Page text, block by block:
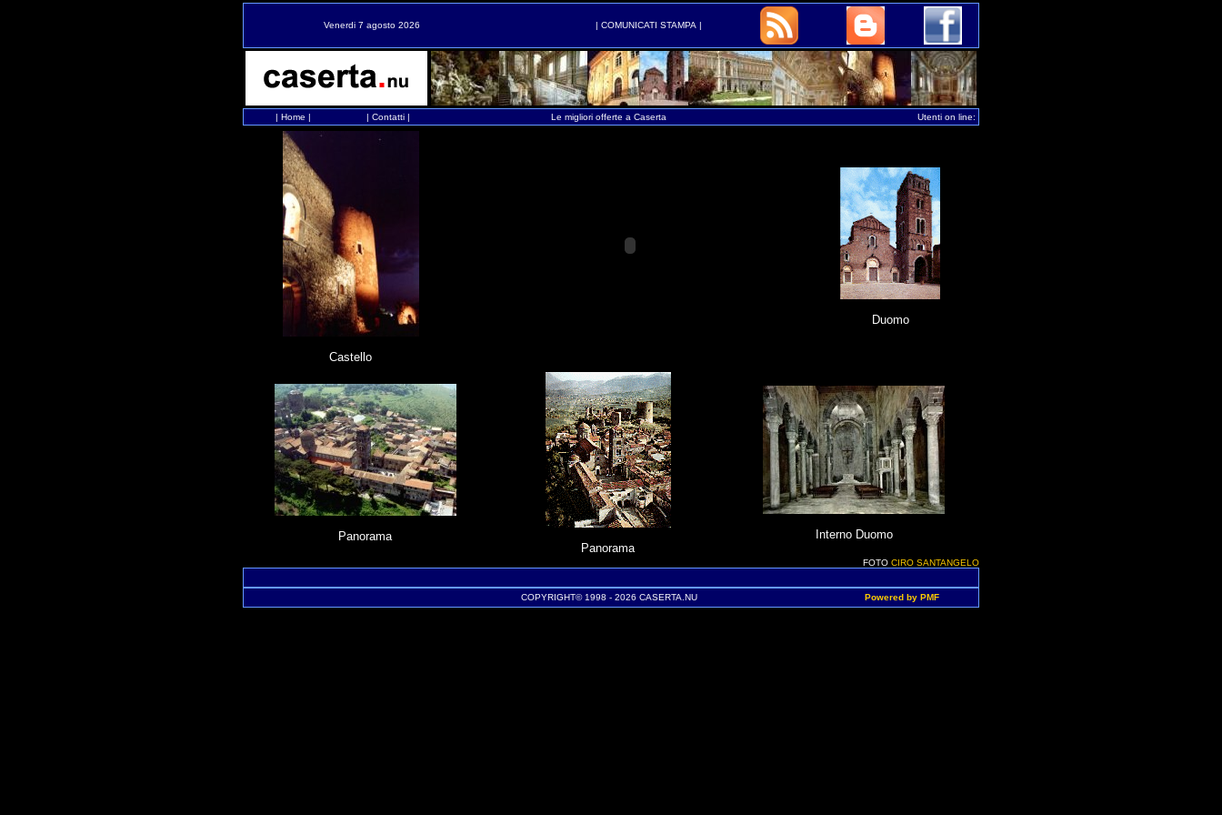
Venerdi 7 agosto 2026 | COMUNICATI STAMPA |
| Home | | Contatti| Le migliori offerte a Caserta Utenti on line:
Castello
Duomo
Panorama
Panorama
Interno Duomo
FOTO CIRO SANTANGELO
COPYRIGHT© 1998 - 2026 CASERTA.NU Powered by PMF